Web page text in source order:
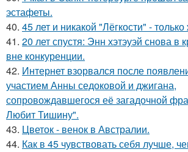
эстафеты.
40. 45 лет и никакой "Лёгкости" -
41. 20 лет спустя: Энн хэтэуэй снова в
вне конкуренции.
42. Интернет взорвался после
участием Анны седоковой и джигана,
сопровождавшегося её загадочной
Любит Тишину".
43. Цветок - венок в Австралии.
44. Как в 45 чувствовать себя лучше,